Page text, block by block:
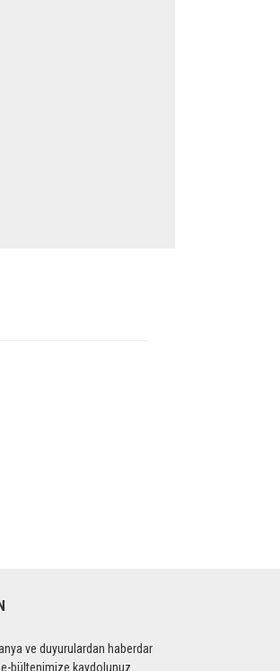
ve duyurulardan haberdar
bültenimize kaydolunuz.